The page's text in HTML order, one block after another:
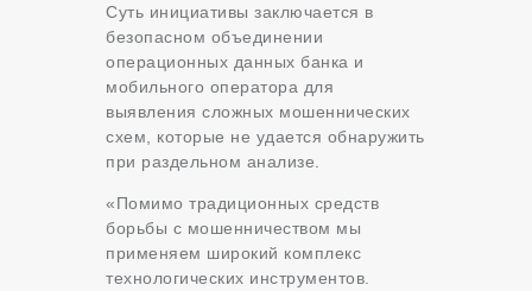
Суть инициативы заключается в
безопасном объединении
операционных данных банка и
мобильного оператора для
выявления сложных мошеннических
схем, которые не удается обнаружить
при раздельном анализе.
«Помимо традиционных средств
борьбы с мошенничеством мы
применяем широкий комплекс
технологических инструментов.